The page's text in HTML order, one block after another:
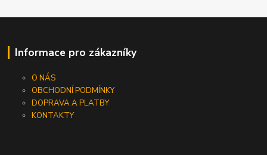
Informace pro zákazníky
O NÁS
OBCHODNÍ PODMÍNKY
DOPRAVA A PLATBY
KONTAKTY